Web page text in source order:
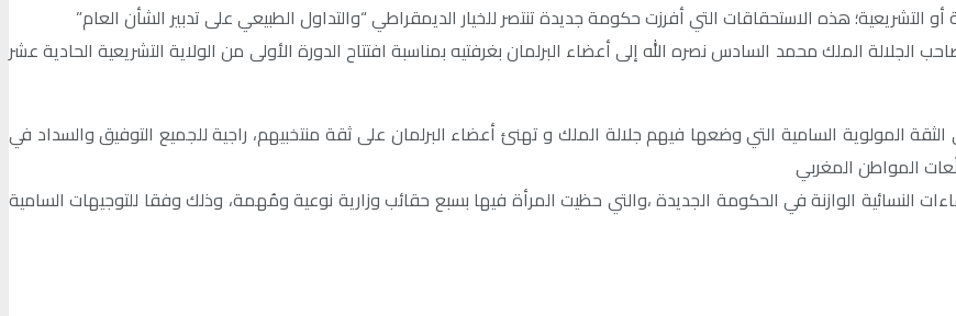
أو التشريعية؛ هذه الاستحقاقات التي أفرزت حكومة جديدة تنتصر للخيار الديمقراطي “والتداول الطبيعي على تدبير الشأن العام”
الملك محمد السادس نصره الله إلى أعضاء البرلمان بغرفتيه بمناسبة افتتاح الدورة الأولى من الولاية التشريعية الحادية عشر
المولوية السامية التي وضعها فيهم جلالة الملك و تهنئ أعضاء البرلمان على ثقة منتخبيهم، راجية للجميع التوفيق والسداد في
المواطن المغربي
النسائية الوازنة في الحكومة الجديدة ،والتي حظيت المرأة فيها بسبع حقائب وزارية نوعية ومُهمة، وذلك وفقا للتوجيهات السامية